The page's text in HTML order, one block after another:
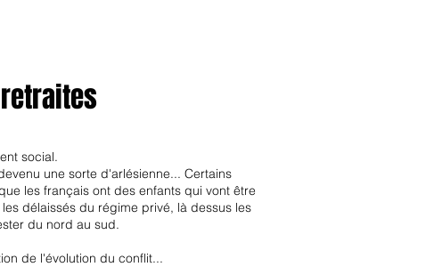
social.
une sorte d'arlésienne... Certains
les français ont des enfants qui vont être
délaissés du régime privé, là dessus les
du nord au sud.
de l'évolution du conflit...